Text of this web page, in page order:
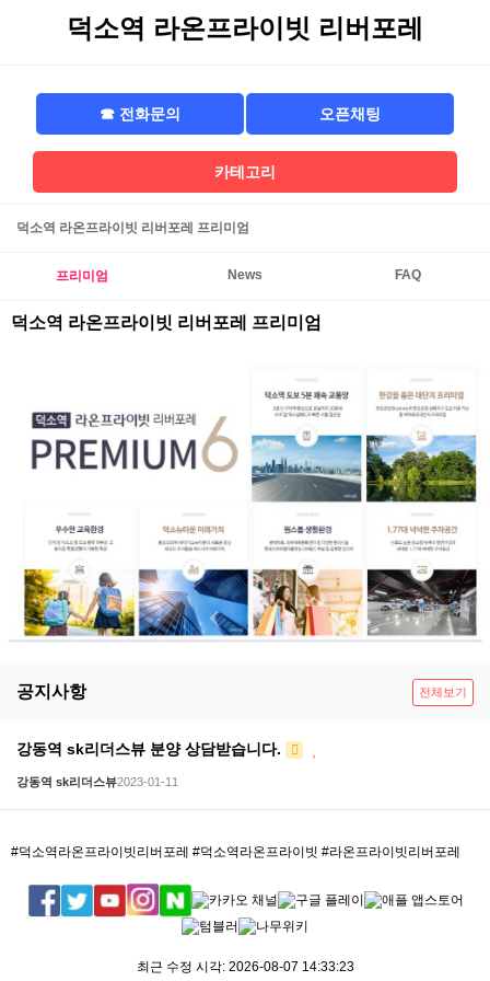
덕소역 라온프라이빗 리버포레
☎ 전화문의 오픈채팅
카테고리
덕소역 라온프라이빗 리버포레 프리미엄
프리미엄 News FAQ
덕소역 라온프라이빗 리버포레 프리미엄
공지사항
강동역 sk리더스뷰 분양 상담받습니다.
강동역 sk리더스뷰2023-01-11
전체보기
#덕소역라온프라이빗리버포레 #덕소역라온프라이빗 #라온프라이빗리버포레
최근 수정 시각: 2026-08-07 14:33:23
https://beautyinssa.com/xml_sitemap.php
https://bunyangsite.co.kr/xml_sitemap.php
https://petmilies.co.kr/xml_sitemap.php